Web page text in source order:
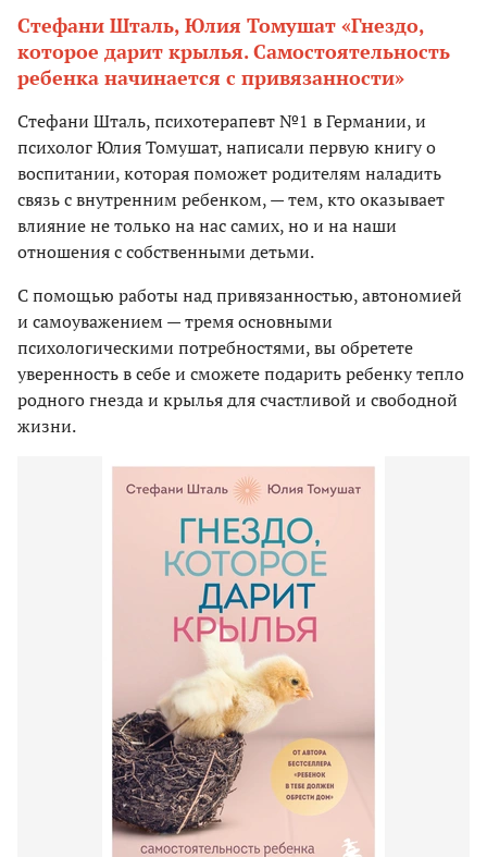
Стефани Шталь, Юлия Томушат «Гнездо,
которое дарит крылья. Самостоятельность
ребенка начинается с привязанности»
Стефани Шталь, психотерапевт №1 в Германии, и
психолог Юлия Томушат, написали первую книгу о
воспитании, которая поможет родителям наладить
связь с внутренним ребенком, — тем, кто оказывает
влияние не только на нас самих, но и на наши
отношения с собственными детьми.
С помощью работы над привязанностью, автономией
и самоуважением — тремя основными
психологическими потребностями, вы обретете
уверенность в себе и сможете подарить ребенку тепло
родного гнезда и крылья для счастливой и свободной
жизни.